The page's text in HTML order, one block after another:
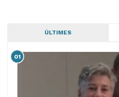
ÚLTIMES
01